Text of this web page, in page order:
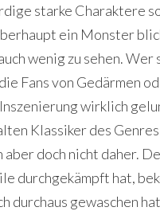
starke Charaktere
ein Monster
wenig zu sehen.
Fans von Gedärmen
wirklich
Klassiker des
aber doch nicht daher.
durchgekämpft hat,
durchaus gewaschen